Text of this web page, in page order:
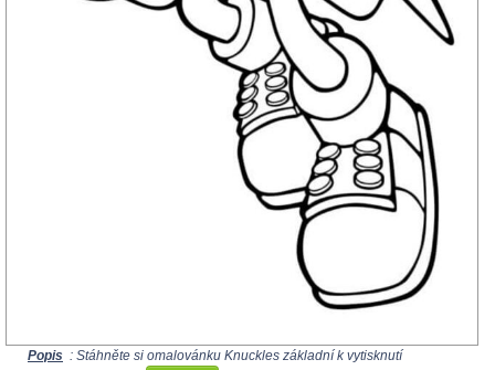
Popis : Stáhněte si omalovánku Knuckles základní k vytisknutí